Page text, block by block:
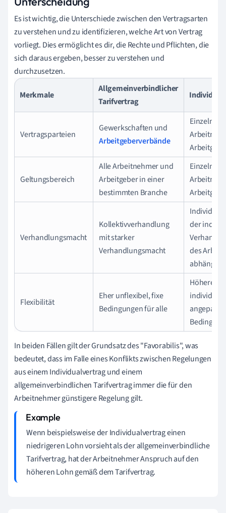
Es ist wichtig, die Unterschiede zwischen den Vertragsarten
zu verstehen und zu identifizieren, welche Art von Vertrag
vorliegt. Dies ermöglicht es dir, die Rechte und Pflichten, die
sich daraus ergeben, besser zu verstehen und
durchzusetzen.
Merkmale
Allgemeinverbindlicher
Tarifvertrag
Vertragsparteien
Gewerkschaften und
Arbeitgeberverbände
Einzelner
Geltungsbereich
Alle Arbeitnehmer und
Arbeitgeber in einer
bestimmten Branche
Einzelner
Verhandlungsmacht
Kollektivverhandlung
mit starker
Verhandlungsmacht
der
des
abhängig
Flexibilität
Eher unflexibel, fixe
Bedingungen für alle
Höhere
individuell
In beiden Fällen gilt der Grundsatz des "Favorabilis", was
bedeutet, dass im Falle eines Konflikts zwischen Regelungen
aus einem Individualvertrag und einem
allgemeinverbindlichen Tarifvertrag immer die für den
Arbeitnehmer günstigere Regelung gilt.
Wenn beispielsweise der Individualvertrag einen
niedrigeren Lohn vorsieht als der allgemeinverbindliche
Tarifvertrag, hat der Arbeitnehmer Anspruch auf den
höheren Lohn gemäß dem Tarifvertrag.